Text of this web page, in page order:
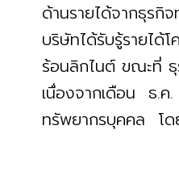
ด้านรายได้จากธุร
บริษัทได้รับรู้รายไ
ร้อนลิกไนต์ ขณะที่
เนื่องจากเดือน ธ.
ทรัพยากรบุคคล โด